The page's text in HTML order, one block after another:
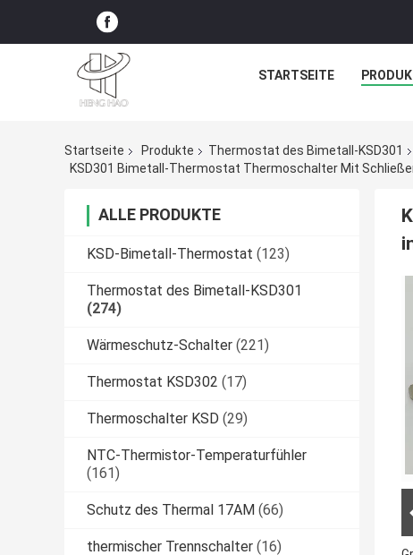
STARTSEITE
Startseite Produkte
Thermostat des Bimetall-KSD301
ALLE PRODUKTE
KSD-Bimetall-Thermostat (123)
Thermostat des Bimetall-KSD301
(274)
Wärmeschutz-Schalter (221)
Thermostat KSD302 (17)
Thermoschalter KSD (29)
NTC-Thermistor-Temperaturfühler
(161)
Schutz des Thermal 17AM (66)
thermischer Trennschalter (16)